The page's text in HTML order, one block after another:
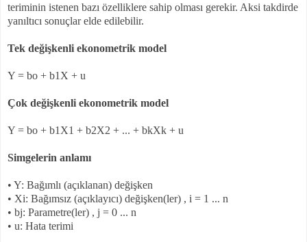
teriminin istenen bazı özelliklere sahip olması gerekir. Aksi takdirde
yanıltıcı sonuçlar elde edilebilir.
Tek değişkenli ekonometrik model
Y = bo + b1X + u
Çok değişkenli ekonometrik model
Y = bo + b1X1 + b2X2 + ... + bkXk + u
Simgelerin anlamı
• Y: Bağımlı (açıklanan) değişken
• Xi: Bağımsız (açıklayıcı) değişken(ler) , i = 1 ... n
• bj: Parametre(ler) , j = 0 ... n
• u: Hata terimi